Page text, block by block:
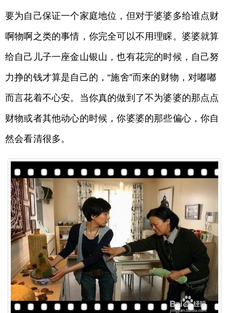
要为自己保证一个家庭地位，但对于婆婆多给谁点财
啊物啊之类的事情，你完全可以不用理睬。婆婆就算
给自己儿子一座金山银山，也有花完的时候，自己努
力挣的钱才算是自己的，“施舍”而来的财物，对嘟嘟
而言花着不心安。当你真的做到了不为婆婆的那点点
财物或者其他动心的时候，你婆婆的那些偏心，你自
然会看清很多。